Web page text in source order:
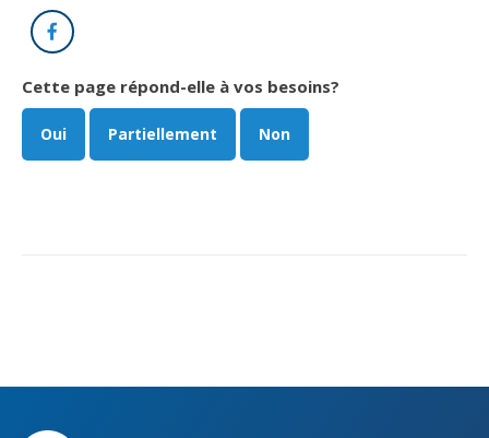
Facebook
Cette page répond-elle à vos besoins?
Oui Partiellement Non